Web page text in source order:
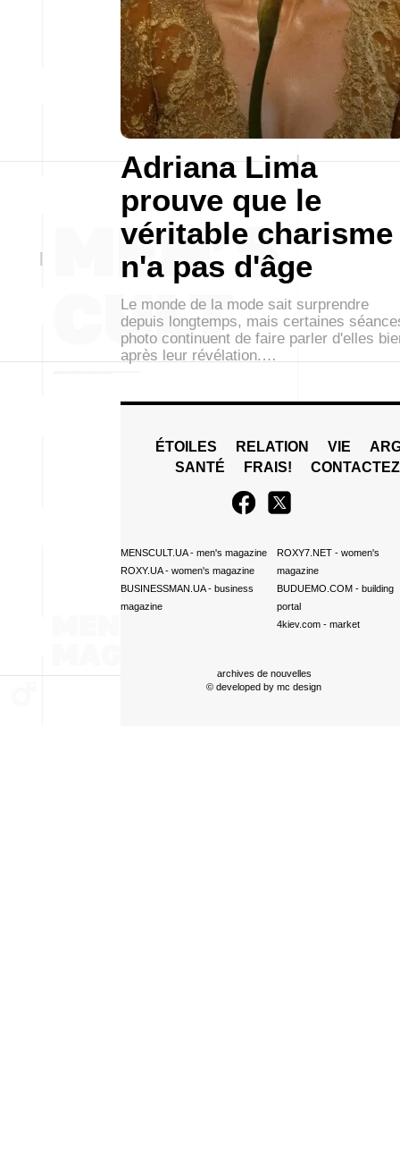
Adriana Lima
prouve que le
véritable charisme
n'a pas d'âge
Le monde de la mode sait surprendre
depuis longtemps, mais certaines
photo continuent de faire parler d'elles
après leur révélation.…
ÉTOILES RELATION VIE
SANTÉ
FRAIS!
MENSCULT.UA- men's magazine
ROXY.UA- women's magazine
BUSINESSMAN.UA- business
magazine
ROXY7.NET- women's
magazine
BUDUEMO.COM- building
portal
4kiev.com- market
archives de nouvelles
© developed by mc design